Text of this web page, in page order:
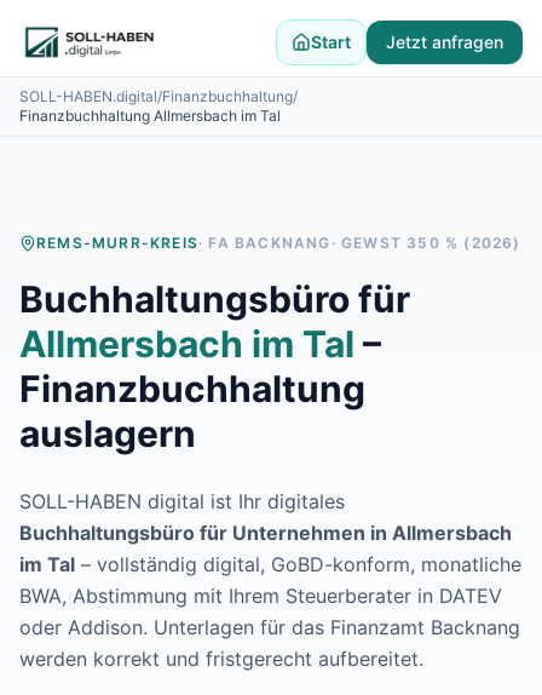
Start Jetzt anfragen
SOLL-HABEN.digital/Finanzbuchhaltung/
Finanzbuchhaltung Allmersbach im Tal
REMS-MURR-KREIS· FA BACKNANG · GEWST 350 % (2026)
Buchhaltungsbüro für
Allmersbach im Tal –
Finanzbuchhaltung
auslagern
SOLL-HABEN digital ist Ihr digitales
Buchhaltungsbüro für Unternehmen in Allmersbach
im Tal – vollständig digital, GoBD-konform, monatliche
BWA, Abstimmung mit Ihrem Steuerberater in DATEV
oder Addison. Unterlagen für das Finanzamt Backnang
werden korrekt und fristgerecht aufbereitet.
Finanzbuchhaltung auslagern
E-Rechnung und Peppol
Digitale Personalakte 2027
Prozessoptimierung
Alle Standorte
Kontakt
Häufige Fragen FAQ
Blog
Lohnabrechnung Backnang
Lohnabrechnung Waiblingen
Lohnabrechnung Schorndorf
Lohnabrechnung Heilbronn
Lohnabrechnung Karlsruhe
Lohnabrechnung Freiburg
Lohnabrechnung Mannheim
Lohnabrechnung Heidelberg
Lohnabrechnung Ulm